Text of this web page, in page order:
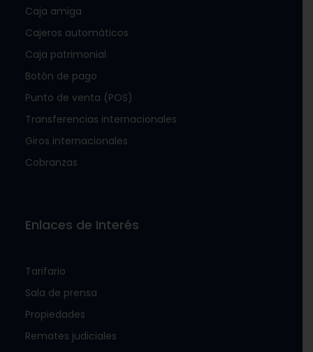
Caja amiga
Cajeros automáticos
Caja patrimonial
Botón de pago
Punto de venta (POS)
Transferencias internacionales
Giros internacionales
Cobranzas
Enlaces de Interés
Tarifario
Sala de prensa
Propiedades
Remates judiciales